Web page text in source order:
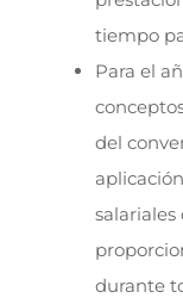
tiempo
Para el
del
salariales
durante